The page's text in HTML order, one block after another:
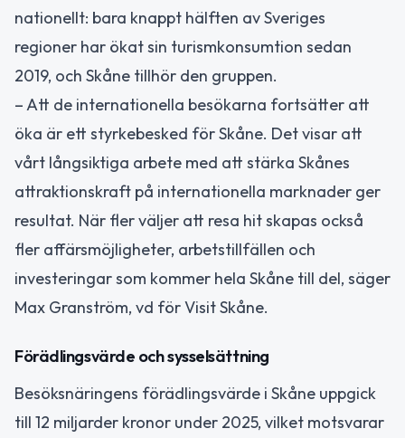
nationellt: bara knappt hälften av Sveriges
regioner har ökat sin turismkonsumtion sedan
2019, och Skåne tillhör den gruppen.
– Att de internationella besökarna fortsätter att
öka är ett styrkebesked för Skåne. Det visar att
vårt långsiktiga arbete med att stärka Skånes
attraktionskraft på internationella marknader ger
resultat. När fler väljer att resa hit skapas också
fler affärsmöjligheter, arbetstillfällen och
investeringar som kommer hela Skåne till del, säger
Max Granström, vd för Visit Skåne.
Förädlingsvärde och sysselsättning
Besöksnäringens förädlingsvärde i Skåne uppgick
till 12 miljarder kronor under 2025, vilket motsvarar